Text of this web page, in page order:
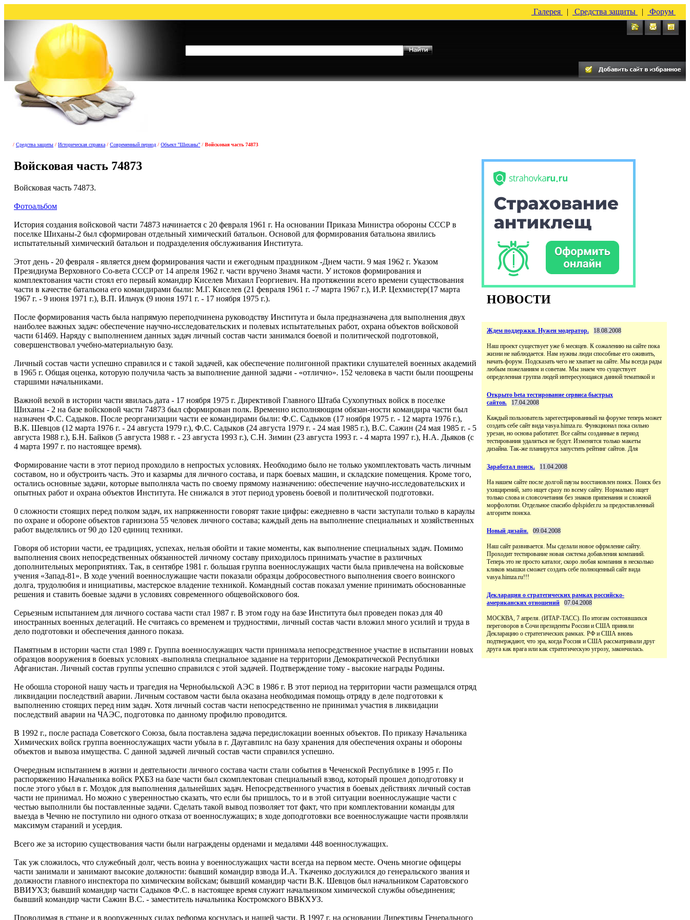
Галерея | Средства защиты | Форум
/ Средства защиты / Историческая справка / Современный период / Объект "Шиханы" / Войсковая часть 74873
Войсковая часть 74873
Войсковая часть 74873.
Фотоальбом
История создания войсковой части 74873 начинается с 20 февраля 1961 г. На основании Приказа Министра обороны СССР в
поселке Шиханы-2 был сформирован отдельный химический батальон. Основой для формирования батальона явились
испытательный химический батальон и подразделения обслуживания Института.
Этот день - 20 февраля - является днем формирования части и ежегодным праздником -Днем части. 9 мая 1962 г. Указом
Президиума Верховного Со-вета СССР от 14 апреля 1962 г. части вручено Знамя части. У истоков формирования и
комплектования части стоял его первый командир Киселев Михаил Георгиевич. На протяжении всего времени существования
части в качестве батальона его командирами были: М.Г. Киселев (21 февраля 1961 г. -7 марта 1967 г.), И.Р. Цехмистер(17 марта
1967 г. - 9 июня 1971 г.), В.П. Ильчук (9 июня 1971 г. - 17 ноября 1975 г.).
После формирования часть была напрямую переподчинена руководству Института и была предназначена для выполнения двух
наиболее важных задач: обеспечение научно-исследовательских и полевых испытательных работ, охрана объектов войсковой
части 61469. Наряду с выполнением данных задач личный состав части занимался боевой и политической подготовкой,
совершенствовал учебно-материальную базу.
Личный состав части успешно справился и с такой задачей, как обеспечение полигонной практики слушателей военных академий
в 1965 г. Общая оценка, которую получила часть за выполнение данной задачи - «отлично». 152 человека в части были поощрены
старшими начальниками.
Важной вехой в истории части явилась дата - 17 ноября 1975 г. Директивой Главного Штаба Сухопутных войск в поселке
Шиханы - 2 на базе войсковой части 74873 был сформирован полк. Временно исполняющим обязан-ности командира части был
назначен Ф.С. Садыков. После реорганизации части ее командирами были: Ф.С. Садыков (17 ноября 1975 г. - 12 марта 1976 г.),
В.К. Шевцов (12 марта 1976 г. - 24 августа 1979 г.), Ф.С. Садыков (24 августа 1979 г. - 24 мая 1985 г.), В.С. Сажин (24 мая 1985 г. - 5
августа 1988 г.), Б.Н. Байков (5 августа 1988 г. - 23 августа 1993 г.), С.Н. Зимин (23 августа 1993 г. - 4 марта 1997 г.), Н.А. Дьяков (с
4 марта 1997 г. по настоящее время).
Формирование части в этот период проходило в непростых условиях. Необходимо было не только укомплектовать часть личным
составом, но и обустроить часть. Это и казармы для личного состава, и парк боевых машин, и складские помещения. Кроме того,
остались основные задачи, которые выполняла часть по своему прямому назначению: обеспечение научно-исследовательских и
опытных работ и охрана объектов Института. Не снижался в этот период уровень боевой и политической подготовки.
0 сложности стоящих перед полком задач, их напряженности говорят такие цифры: ежедневно в части заступали только в караулы
по охране и обороне объектов гарнизона 55 человек личного состава; каждый день на выполнение специальных и хозяйственных
работ выделялись от 90 до 120 единиц техники.
Говоря об истории части, ее традициях, успехах, нельзя обойти и такие моменты, как выполнение специальных задач. Помимо
выполнения своих непосредственных обязанностей личному составу приходилось принимать участие в различных
дополнительных мероприятиях. Так, в сентябре 1981 г. большая группа военнослужащих части была привлечена на войсковые
учения «Запад-81». В ходе учений военнослужащие части показали образцы добросовестного выполнения своего воинского
долга, трудолюбия и инициативы, мастерское владение техникой. Командный состав показал умение принимать обоснованные
решения и ставить боевые задачи в условиях современного общевойскового боя.
Серьезным испытанием для личного состава части стал 1987 г. В этом году на базе Института был проведен показ для 40
иностранных военных делегаций. Не считаясь со временем и трудностями, личный состав части вложил много усилий и труда в
дело подготовки и обеспечения данного показа.
Памятным в истории части стал 1989 г. Группа военнослужащих части принимала непосредственное участие в испытании новых
образцов вооружения в боевых условиях -выполняла специальное задание на территории Демократической Республики
Афганистан. Личный состав группы успешно справился с этой задачей. Подтверждение тому - высокие награды Родины.
Не обошла стороной нашу часть и трагедия на Чернобыльской АЭС в 1986 г. В этот период на территории части размещался отряд
ликвидации последствий аварии. Личным составом части была оказана необходимая помощь отряду в деле подготовки к
выполнению стоящих перед ним задач. Хотя личный состав части непосредственно не принимал участия в ликвидации
последствий аварии на ЧАЭС, подготовка по данному профилю проводится.
В 1992 г., после распада Советского Союза, была поставлена задача передислокации военных объектов. По приказу Начальника
Химических войск группа военнослужащих части убыла в г. Даугавпилс на базу хранения для обеспечения охраны и обороны
объектов и вывоза имущества. С данной задачей личный состав части справился успешно.
Очередным испытанием в жизни и деятельности личного состава части стали события в Чеченской Республике в 1995 г. По
распоряжению Начальника войск РХБЗ на базе части был скомплектован специальный взвод, который прошел доподготовку и
после этого убыл в г. Моздок для выполнения дальнейших задач. Непосредственного участия в боевых действиях личный состав
части не принимал. Но можно с уверенностью сказать, что если бы пришлось, то и в этой ситуации военнослужащие части с
честью выполнили бы поставленные задачи. Сделать такой вывод позволяет тот факт, что при комплектовании команды для
выезда в Чечню не поступило ни одного отказа от военнослужащих; в ходе доподготовки все военнослужащие части проявляли
максимум стараний и усердия.
Всего же за историю существования части были награждены орденами и медалями 448 военнослужащих.
Так уж сложилось, что служебный долг, честь воина у военнослужащих части всегда на первом месте. Очень многие офицеры
части занимали и занимают высокие должности: бывший командир взвода И.А. Ткаченко дослужился до генеральского звания и
должности главного инспектора по химическим войскам; бывший командир части В.К. Шевцов был начальником Саратовского
ВВИУХЗ; бывший командир части Садыков Ф.С. в настоящее время служит начальником химической службы объединения;
бывший командир части Сажин В.С. - заместитель начальника Костромского ВВКХУЗ.
Проводимая в стране и в вооруженных силах реформа коснулась и нашей части. В 1997 г. на основании Директивы Генерального
НОВОСТИ
Ждем поддержки. Нужен модератор. 18.08.2008
Наш проект существует уже 6 месяцев. К сожалению на сайте пока
жизни не наблюдается. Нам нужны люди способные его оживить,
начать форум. Подсказать чего не хватает на сайте. Мы всегда рады
любым пожеланиям и советам. Мы знаем что существует
определенная группа людей интересующаяся данной тематикой и
Открыто beta тестирование сервиса быстрых
сайтов.
17.04.2008
Каждый пользователь зарегестрированный на форуме теперь может
создать себе сайт вида vasya.himza.ru. Функционал пока сильно
урезан, но основа работатет. Все сайты созданные в период
тестирования удаляться не будут. Изменятся только макеты
дизайна. Так-же планирутся запустить рейтинг сайтов. Для
Заработал поиск. 11.04.2008
На нашем сайте после долгой паузы восстановлен поиск. Поиск без
ухищирений, зато ищет сразу по всему сайту. Нормально ищет
только слова и словсочетания без знаков припенания и сложной
морфолотии. Отдельное спасибо dplspider.ru за предоставленный
алгоритм поиска.
Новый дизайн. 09.04.2008
Наш сайт развивается. Мы сделали новое офрмление сайту.
Проходит тестирование новая система добавления компаний.
Теперь это не просто каталог, скоро любая компания в несколько
кликов мышки сможет создать себе полноценный сайт вида
vasya.himza.ru!!!
Декларация о стратегических рамках российско-
американских отношений
07.04.2008
МОСКВА, 7 апреля. (ИТАР-ТАСС). По итогам состоявшихся
переговоров в Сочи президенты России и США приняли
Декларацию о стратегических рамках. РФ и США вновь
подтверждают, что эра, когда Россия и США рассматривали друг
друга как врага или как стратегическую угрозу, закончилась.